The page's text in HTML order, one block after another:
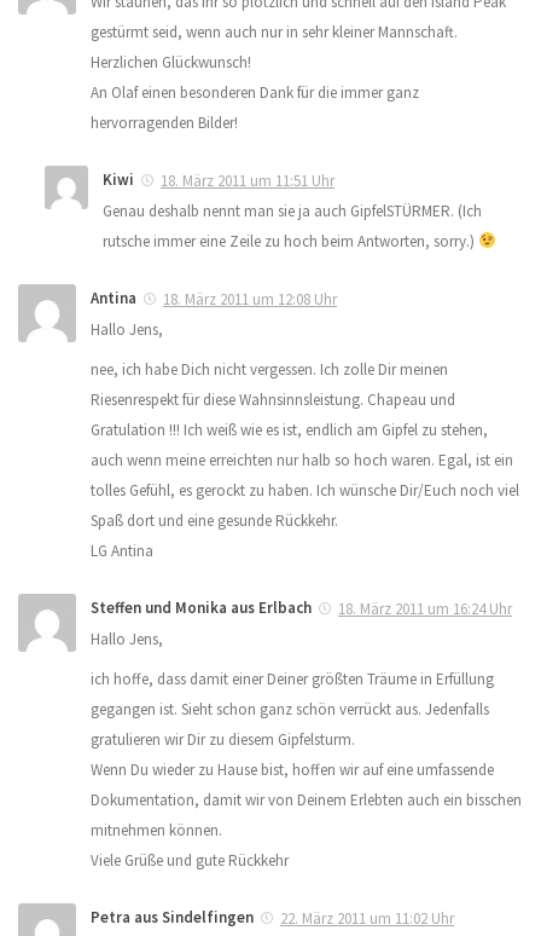
gestürmt seid, wenn auch nur in sehr kleiner Mannschaft.
Herzlichen Glückwunsch!
An Olaf einen besonderen Dank für die immer ganz
hervorragenden Bilder!
Kiwi
18. März 2011 um 11:51 Uhr
Genau deshalb nennt man sie ja auch GipfelSTÜRMER. (Ich
rutsche immer eine Zeile zu hoch beim Antworten, sorry.)
Antina
18. März 2011 um 12:08 Uhr
Hallo Jens,
nee, ich habe Dich nicht vergessen. Ich zolle Dir meinen
Riesenrespekt für diese Wahnsinnsleistung. Chapeau und
Gratulation !!! Ich weiß wie es ist, endlich am Gipfel zu stehen,
auch wenn meine erreichten nur halb so hoch waren. Egal, ist ein
tolles Gefühl, es gerockt zu haben. Ich wünsche Dir/Euch noch viel
Spaß dort und eine gesunde Rückkehr.
LG Antina
Steffen und Monika aus Erlbach
18. März 2011 um 16:24 Uhr
Hallo Jens,
ich hoffe, dass damit einer Deiner größten Träume in Erfüllung
gegangen ist. Sieht schon ganz schön verrückt aus. Jedenfalls
gratulieren wir Dir zu diesem Gipfelsturm.
Wenn Du wieder zu Hause bist, hoffen wir auf eine umfassende
Dokumentation, damit wir von Deinem Erlebten auch ein bisschen
mitnehmen können.
Viele Grüße und gute Rückkehr
Petra aus Sindelfingen
22. März 2011 um 11:02 Uhr